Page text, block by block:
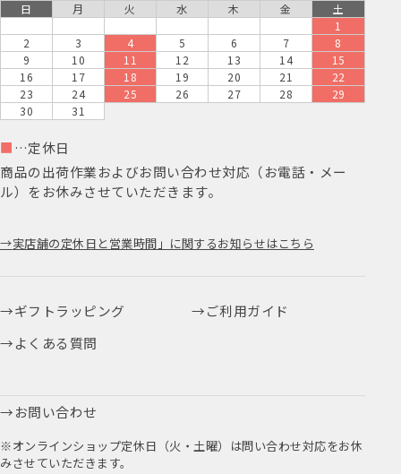
日 月 火 水 木 金
土
1
2
3 4 5 6 7
8
9
10 11 12 13 14
15
16
17 18 19 20 21
22
23
24 25 26 27 28
29
30
31
■ …定休日
商品の出荷作業およびお問い合わせ対応（お電話・メー
ル）をお休みさせていただきます。
実店舗の定休日と営業時間」に関するお知らせはこちら
ギフトラッピング
ご利用ガイド
よくある質問
お問い合わせ
※オンラインショップ定休日（火・土曜）は問い合わせ対応をお休
みさせていただきます。